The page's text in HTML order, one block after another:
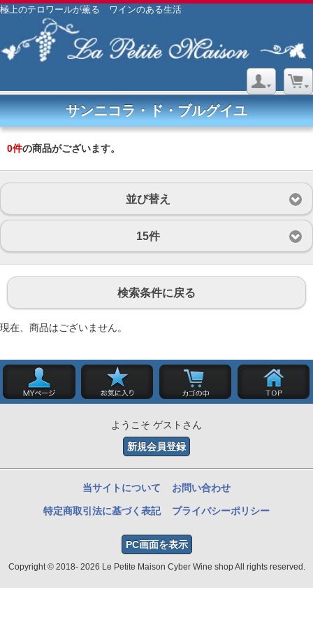
極上のテロワールが薫る ワインのある生活
サンニコラ・ド・ブルグイユ
0件の商品がございます。
並び替え
15件
検索条件に戻る
現在、商品はございません。
ようこそ ゲストさん
新規会員登録
当サイトについて お問い合わせ
特定商取引法に基づく表記 プライバシーポリシー
PC画面を表示
Copyright © 2018- 2026 Le Petite Maison Cyber Wine shop All rights reserved.